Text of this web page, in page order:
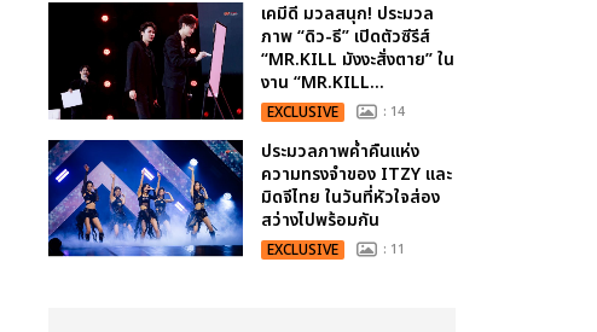
เคมีดี มวลสนุก! ประมวล
ภาพ “ดิว-ธี” เปิดตัวซีรีส์
“MR.KILL มังงะสั่งตาย” ใน
งาน “MR.KILL...
EXCLUSIVE : 14
ประมวลภาพค่ำคืนแห่ง
ความทรงจำของ ITZY และ
มิดจีไทย ในวันที่หัวใจส่อง
สว่างไปพร้อมกัน
EXCLUSIVE : 11